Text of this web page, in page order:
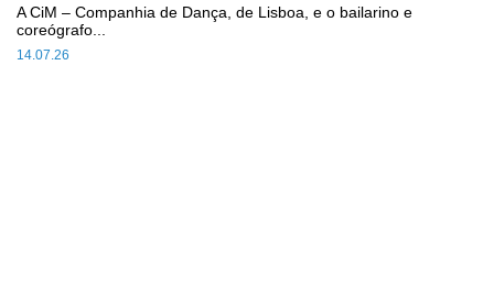
14.07.26
A CiM – Companhia de Dança, de Lisboa, e o bailarino e
coreógrafo...